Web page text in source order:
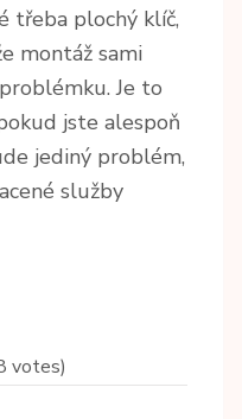
třeba plochý klíč,
montáž sami
Je to
jste alespoň
jediný problém,
služby
votes)